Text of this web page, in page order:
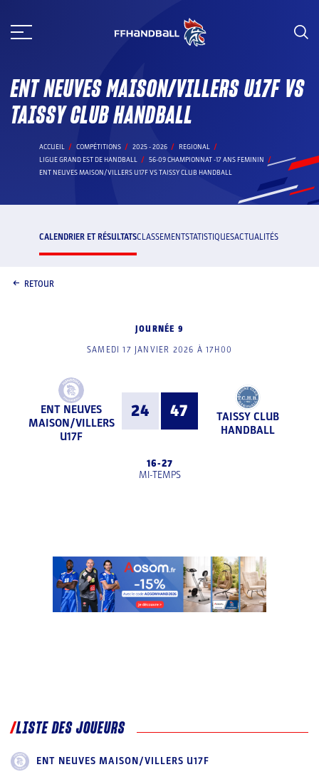
au
ENT NEUVES MAISON/VILLERS U17F VS
TAISSY CLUB HANDBALL
ACCUEIL COMPÉTITIONS 2025 - 2026
REGIONAL
LIGUE GRAND EST DE HANDBALL
56-09 CHAMPIONNAT -17 ANS FEMININ
ENT NEUVES MAISON/VILLERS U17F VS TAISSY CLUB HANDBALL
CALENDRIER ET RÉSULTATSCLASSEMENTSTATISTIQUESACTUALITÉS
RETOUR
JOURNÉE 9
SAMEDI 17 JANVIER 2026 À 17H00
ENT NEUVES
MAISON/VILLERS
U17F
24 47
TAISSY CLUB
HANDBALL
16-27
MI-TEMPS
LISTE DES JOUEURS
ENT NEUVES MAISON/VILLERS U17F